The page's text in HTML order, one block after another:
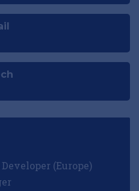
(Europe)